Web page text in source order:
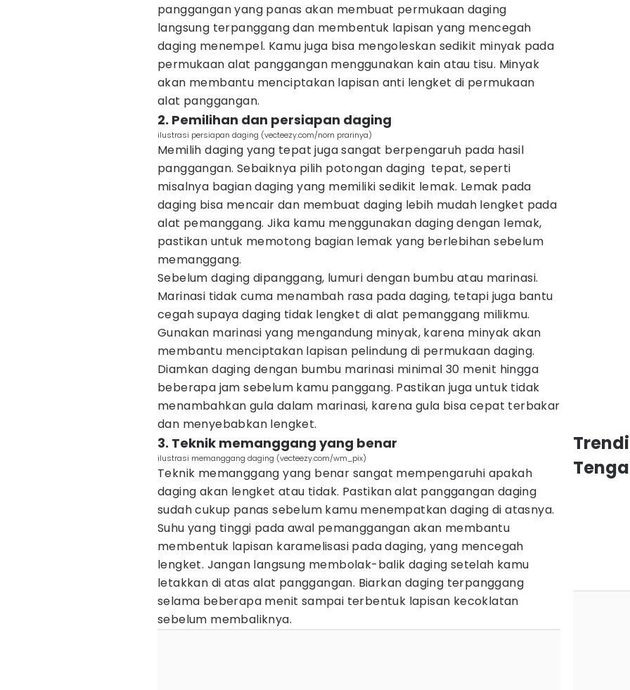
panggangan yang panas akan membuat permukaan daging
langsung terpanggang dan membentuk lapisan yang mencegah
daging menempel. Kamu juga bisa mengoleskan sedikit minyak pada
permukaan alat panggangan menggunakan kain atau tisu. Minyak
akan membantu menciptakan lapisan anti lengket di permukaan
alat panggangan.
2. Pemilihan dan persiapan daging
ilustrasi persiapan daging (vecteezy.com/norn prarinya)
Memilih daging yang tepat juga sangat berpengaruh pada hasil
panggangan. Sebaiknya pilih potongan daging tepat, seperti
misalnya bagian daging yang memiliki sedikit lemak. Lemak pada
daging bisa mencair dan membuat daging lebih mudah lengket pada
alat pemanggang. Jika kamu menggunakan daging dengan lemak,
pastikan untuk memotong bagian lemak yang berlebihan sebelum
memanggang.
Sebelum daging dipanggang, lumuri dengan bumbu atau marinasi.
Marinasi tidak cuma menambah rasa pada daging, tetapi juga bantu
cegah supaya daging tidak lengket di alat pemanggang milikmu.
Gunakan marinasi yang mengandung minyak, karena minyak akan
membantu menciptakan lapisan pelindung di permukaan daging.
Diamkan daging dengan bumbu marinasi minimal 30 menit hingga
beberapa jam sebelum kamu panggang. Pastikan juga untuk tidak
menambahkan gula dalam marinasi, karena gula bisa cepat terbakar
dan menyebabkan lengket.
3. Teknik memanggang yang benar
ilustrasi memanggang daging (vecteezy.com/wm_pix)
Teknik memanggang yang benar sangat mempengaruhi apakah
daging akan lengket atau tidak. Pastikan alat panggangan daging
sudah cukup panas sebelum kamu menempatkan daging di atasnya.
Suhu yang tinggi pada awal pemanggangan akan membantu
membentuk lapisan karamelisasi pada daging, yang mencegah
lengket. Jangan langsung membolak-balik daging setelah kamu
letakkan di atas alat panggangan. Biarkan daging terpanggang
selama beberapa menit sampai terbentuk lapisan kecoklatan
sebelum membaliknya.